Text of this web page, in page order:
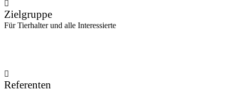
Zielgruppe
Für Tierhalter und alle Interessierte
Referenten